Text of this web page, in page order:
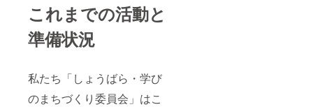
これまでの活動と
準備状況
私たち「しょうばら・学び
のまちづくり委員会」はこ